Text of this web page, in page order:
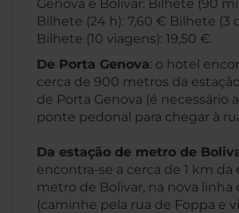
Genova e Bolivar: Bilhete (90
Bilhete (24 h): 7,60 € Bilhete (3
Bilhete (10 viagens): 19,50 €.
De Porta Genova: o hotel
cerca de 900 metros da
de Porta Genova (é necessário
ponte pedonal para chegar à
Da estação de metro de
encontra-se a cerca de 1 km da
metro de Bolivar, na nova linha
(caminhe pela rua de Foppa e